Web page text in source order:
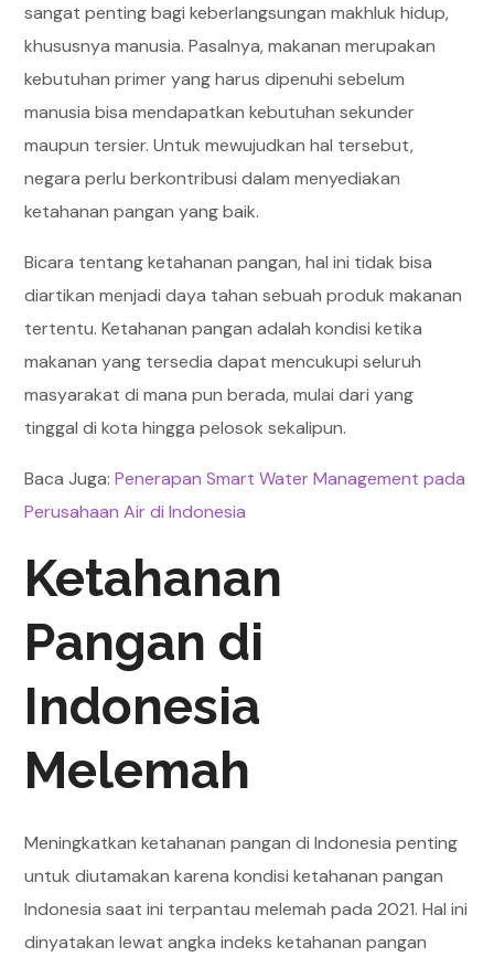
sangat penting bagi keberlangsungan makhluk hidup,
khususnya manusia. Pasalnya, makanan merupakan
kebutuhan primer yang harus dipenuhi sebelum
manusia bisa mendapatkan kebutuhan sekunder
maupun tersier. Untuk mewujudkan hal tersebut,
negara perlu berkontribusi dalam menyediakan
ketahanan pangan yang baik.
Bicara tentang ketahanan pangan, hal ini tidak bisa
diartikan menjadi daya tahan sebuah produk makanan
tertentu. Ketahanan pangan adalah kondisi ketika
makanan yang tersedia dapat mencukupi seluruh
masyarakat di mana pun berada, mulai dari yang
tinggal di kota hingga pelosok sekalipun.
Baca Juga:Penerapan Smart Water Management pada
Perusahaan Air di Indonesia
Ketahanan
Pangan di
Indonesia
Melemah
Meningkatkan ketahanan pangan di Indonesia penting
untuk diutamakan karena kondisi ketahanan pangan
Indonesia saat ini terpantau melemah pada 2021. Hal ini
dinyatakan lewat angka indeks ketahanan pangan